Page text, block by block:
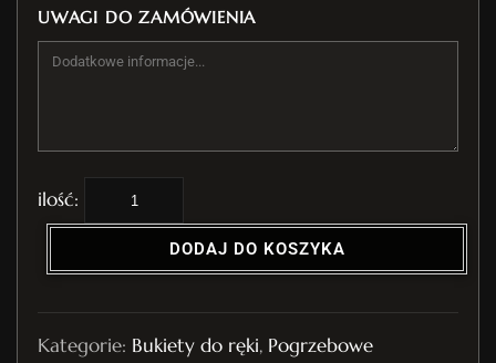
UWAGI DO ZAMÓWIENIA
l
ć
B
DODAJ DO KOSZYKA
Kategorie: Bukiety do ręki, Pogrzebowe